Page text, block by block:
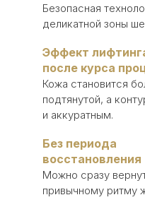
Безопасная
деликатной зоны
Эффект
после курса
Кожа становится
подтянутой, а
и аккуратным.
Без периода
восстановления
Можно сразу
привычному ритму